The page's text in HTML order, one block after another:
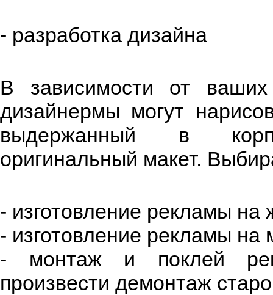
- разработка дизайна
В зависимости от
дизайнермы могут
выдержанный в
оригинальный макет.
- изготовление рекламы на
- изготовление рекламы на
- монтаж и поклей
произвести демонтаж